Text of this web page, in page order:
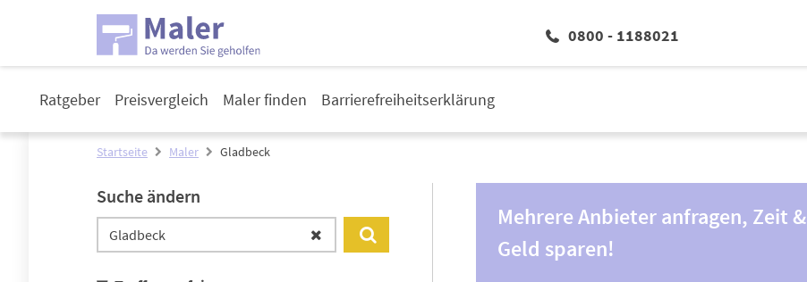
0800 - 1188021
Ratgeber Preisvergleich Maler finden Barrierefreiheitserklärung
Startseite Maler Gladbeck
Suche ändern
Mehrere Anbieter anfragen, Zeit &
Geld sparen!